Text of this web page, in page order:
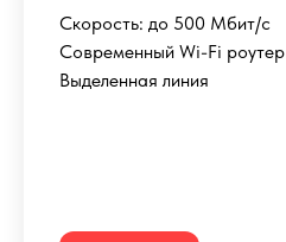
Скорость: до 500 Мбит/с
Современный Wi-Fi роутер
Выделенная линия